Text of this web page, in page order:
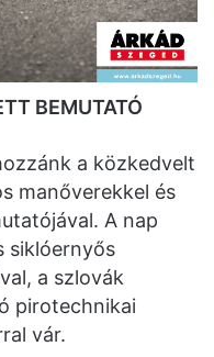
BEMUTATÓ
a közkedvelt
manőverekkel és
A nap
siklóernyős
a szlovák
pirotechnikai
vár.